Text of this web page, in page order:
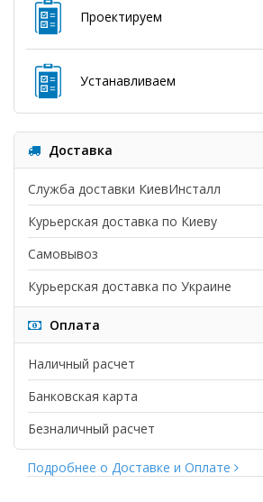
Проектируем
Устанавливаем
Доставка
Служба доставки КиевИнсталл
Курьерская доставка по Киеву
Самовывоз
Курьерская доставка по Украине
Оплата
Наличный расчет
Банковская карта
Безналичный расчет
Подробнее о Доставке и Оплате